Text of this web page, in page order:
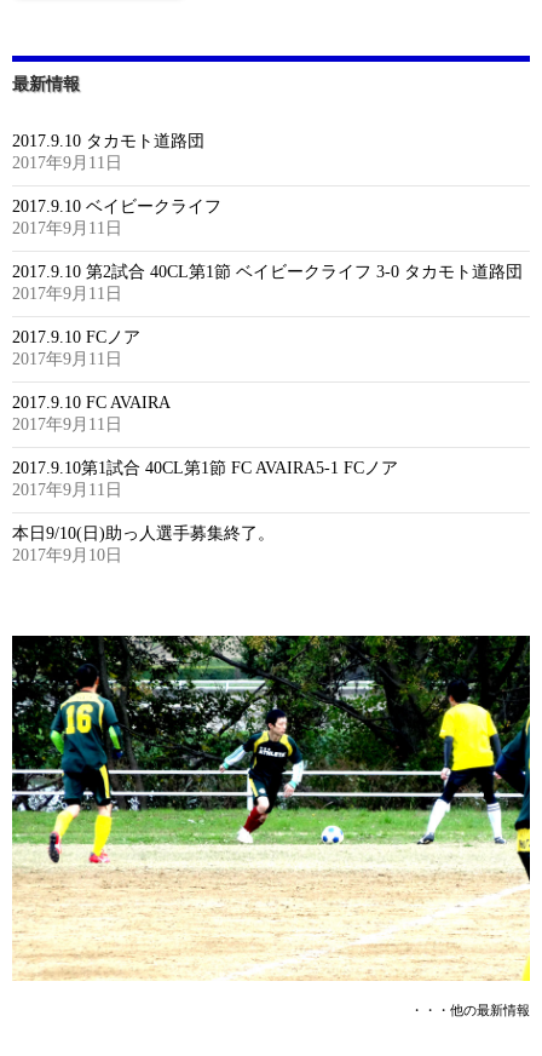
最新情報
2017.9.10 タカモト道路団
2017年9月11日
2017.9.10 ベイビークライフ
2017年9月11日
2017.9.10 第2試合 40CL第1節 ベイビークライフ 3-0 タカモト道路団
2017年9月11日
2017.9.10 FCノア
2017年9月11日
2017.9.10 FC AVAIRA
2017年9月11日
2017.9.10第1試合 40CL第1節 FC AVAIRA5-1 FCノア
2017年9月11日
本日9/10(日)助っ人選手募集終了。
2017年9月10日
・・・他の最新情報